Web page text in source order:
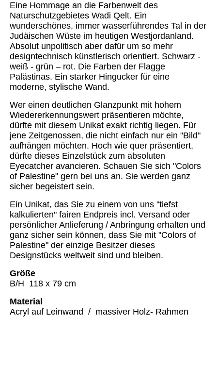
Eine Hommage an die Farbenwelt des
Naturschutzgebietes Wadi Qelt. Ein
wunderschönes, immer wasserführendes Tal in der
Judäischen Wüste im heutigen Westjordanland.
Absolut unpolitisch aber dafür um so mehr
designtechnisch künstlerisch orientiert. Schwarz -
weiß - grün – rot. Die Farben der Flagge
Palästinas. Ein starker Hingucker für eine
moderne, stylische Wand.
Wer einen deutlichen Glanzpunkt mit hohem
Wiedererkennungswert präsentieren möchte,
dürfte mit diesem Unikat exakt richtig liegen. Für
jene Zeitgenossen, die nicht einfach nur ein "Bild"
aufhängen möchten. Hoch wie quer präsentiert,
dürfte dieses Einzelstück zum absoluten
Eyecatcher avancieren. Schauen Sie sich "Colors
of Palestine" gern bei uns an. Sie werden ganz
sicher begeistert sein.
Ein Unikat, das Sie zu einem von uns "tiefst
kalkulierten" fairen Endpreis incl. Versand oder
persönlicher Anlieferung / Anbringung erhalten und
ganz sicher sein können, dass Sie mit "Colors of
Palestine" der einzige Besitzer dieses
Designstücks weltweit sind und bleiben.
Größe
B/H 118 x 79 cm
Material
Acryl auf Leinwand / massiver Holz- Rahmen